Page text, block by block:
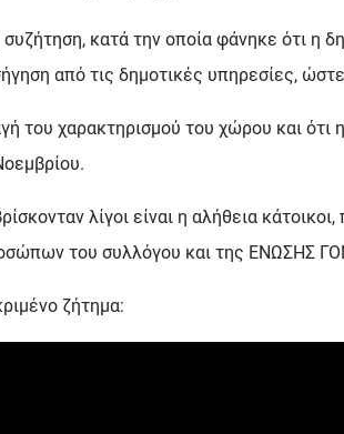
κατά την οποία φάνηκε ότι η
από τις δημοτικές υπηρεσίες,
του χαρακτηρισμού του χώρου και
λίγοι είναι η αλήθεια
του συλλόγου και της ΕΝΩΣΗΣ
ζήτημα: